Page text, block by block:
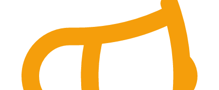
Étude de LiensAudit SEO Link Building
Consulting
Mentorat SEO
Comment ça marche Blog
Langue
🇪🇸 ES
🇬🇧 EN 🇫🇷 FR 🇩🇪 DE